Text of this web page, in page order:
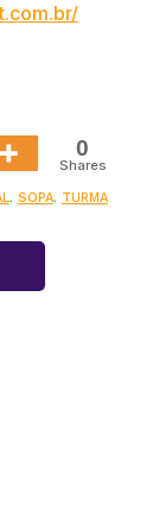
0
Shares
, SOPA, TURMA